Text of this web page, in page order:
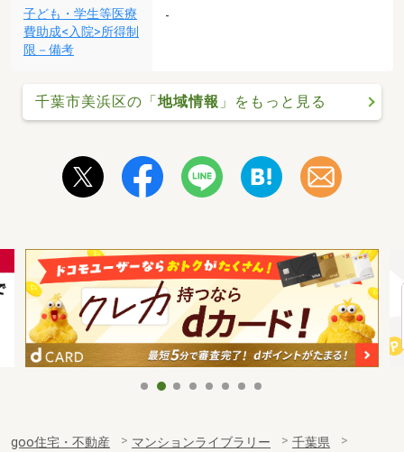
子ども・学生等医療
費助成<入院>所得制
限－備考
-
千葉市美浜区の「地域情報 」をもっと見る
goo住宅・不動産 マンションライブラリー
千葉県